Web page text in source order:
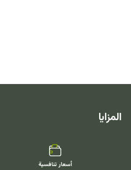
المزايا
أسعار تنافسية